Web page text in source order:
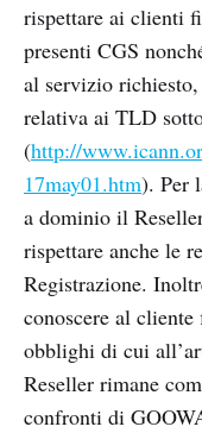
rispettare ai clienti
presenti CGS
al servizio
relativa ai TLD
(http://
17may01.htm). Per
a dominio il
rispettare anche le
Registrazione.
conoscere al
obblighi di cui
Reseller rimane
confronti di